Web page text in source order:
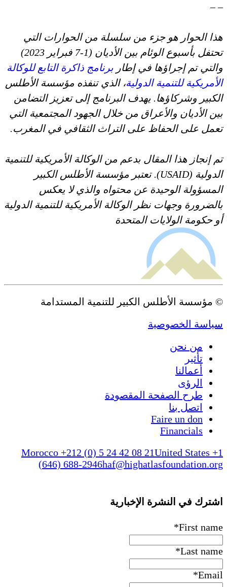
– –
هذا الحوار هو جزء من سلسلة من الحوارات التي
تحتفل بأسبوع الوئام بين الأديان (1-7 فبراير 2023)
والتي تم إجراؤها في إطار برنامج ذاكرة التابع للوكالة
الأمريكية للتنمية الدولية، الذي تنفذه مؤسسة الأطلس
الكبير وشركاؤها. يهدف البرنامج إلى تعزيز التضامن
بين الأديان والأعراق من خلال الجهود المجتمعية التي
تعمل على الحفاظ على التراث الثقافي في المغرب.
تم إنجاز هذا المقال بدعم من الوكالة الأمريكية للتنمية
الدولية (USAID). تعتبر مؤسسة الأطلس الكبير
المسؤولة الوحيدة عن محتواه والذي لا يعكس
بالضرورة وجهات نظر الوكالة الأمريكية للتنمية الدولية
أو حكومة الولايات المتحدة
© مؤسسة الأطلس الكبير للتنمية المستدامة
سياسة الخصوصية
من نحن
تأثير
أعمالنا
الرؤى
طرح الصفحة المقصودة
اتصل بنا
Faire un don
Financials
Morocco +212 (0) 5 24 42 08 21United States +1
(646) 688-2946haf@highatlasfoundation.org
اشترك في النشرة الإخبارية
First name
*
Last name
*
Email
*